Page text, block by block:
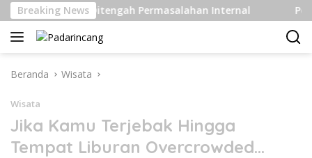
Langsung
ke
konten
Breaking News
Berat Di Ditengah Permasalahan Internal
Beranda Wisata
Wisata
Jika Kamu Terjebak Hingga
Tempat Liburan Overcrowded…